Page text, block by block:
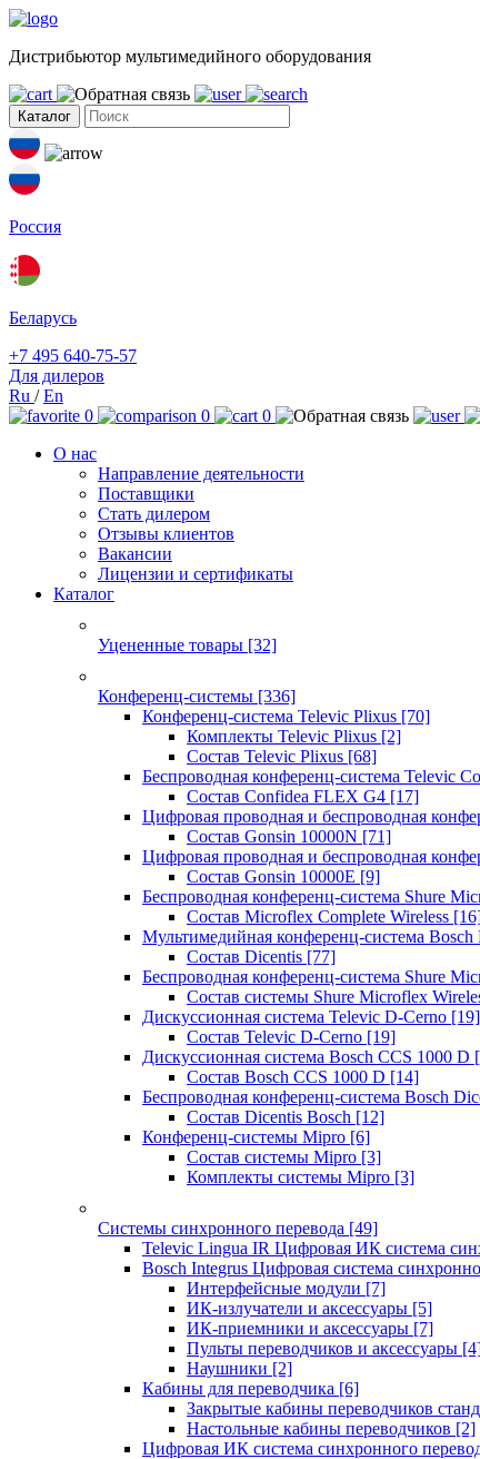
Дистрибьютор мультимедийного оборудования
Каталог
Россия
Беларусь
+7 495 640-75-57
Для дилеров
Ru /En
0
0
0
О нас
Направление деятельности
Поставщики
Стать дилером
Отзывы клиентов
Вакансии
Лицензии и сертификаты
Каталог
Уцененные товары [32]
Конференц-системы [336]
Конференц-система Televic Plixus [70]
Комплекты Televic Plixus [2]
Состав Televic Plixus [68]
Беспроводная конференц-система Televic
Состав Confidea FLEX G4 [17]
Цифровая проводная и беспроводная
Состав Gonsin 10000N [71]
Цифровая проводная и беспроводная
Состав Gonsin 10000E [9]
Беспроводная конференц-система Shure
Состав Microflex Complete Wireless
Мультимедийная конференц-система Bosch
Состав Dicentis [77]
Беспроводная конференц-система Shure
Состав системы Shure Microflex
Дискуссионная система Televic D-Cerno [19]
Состав Televic D-Cerno [19]
Дискуссионная система Bosch CCS 1000 D
Состав Bosch CCS 1000 D [14]
Беспроводная конференц-система Bosch
Состав Dicentis Bosch [12]
Конференц-системы Mipro [6]
Состав системы Mipro [3]
Комплекты системы Mipro [3]
Системы синхронного перевода [49]
Televic Lingua IR Цифровая ИК система
Bosch Integrus Цифровая система
Интерфейсные модули [7]
ИК-излучатели и аксессуары [5]
ИК-приемники и аксессуары [7]
Пульты переводчиков и аксессуары
Наушники [2]
Кабины для переводчика [6]
Закрытые кабины переводчиков
Настольные кабины переводчиков [2]
Цифровая ИК система синхронного